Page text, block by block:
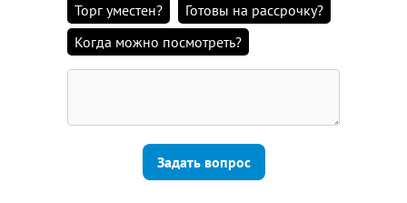
Торг уместен?
Готовы на рассрочку?
Когда можно посмотреть?
Задать вопрос